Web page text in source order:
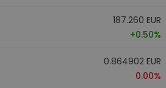
187.260 EUR
+0.50%
0.864902 EUR
0.00%